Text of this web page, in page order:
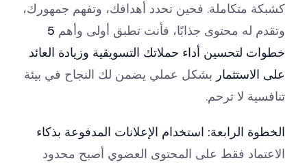
كشبكة متكاملة. فحين تحدد أهدافك، وتفهم جمهورك،
وتقدم له محتوى جذابًا، فأنت تطبق أولى وأهم 5
خطوات لتحسين أداء حملاتك التسويقية وزيادة العائد
على الاستثمار بشكل عملي يضمن لك النجاح في بيئة
تنافسية لا ترحم.
الخطوة الرابعة: استخدام الإعلانات المدفوعة بذكاء
الاعتماد فقط على المحتوى العضوي أصبح محدود